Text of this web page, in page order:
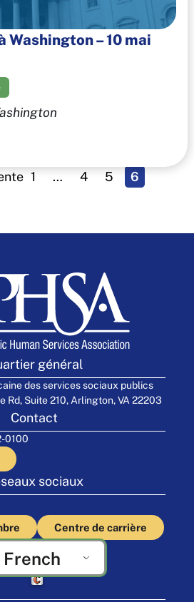
Washington – 10 mai
1 … 4 5 6
général
des services sociaux publics
Rd, Suite 210, Arlington, VA 22203
Contact
0100
sociaux
Centre de carrière
French
Fabriqué par Cornershop Creative